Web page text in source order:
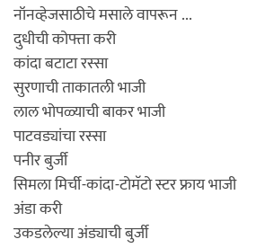
नॉनव्हेजसाठीचे मसाले वापरून ...
दुधीची कोफ्ता करी
कांदा बटाटा रस्सा
सुरणाची ताकातली भाजी
लाल भोपळ्याची बाकर भाजी
पाटवड्यांचा रस्सा
पनीर बुर्जी
सिमला मिर्ची-कांदा-टोमॅटो स्टर फ्राय भाजी
अंडा करी
उकडलेल्या अंड्याची बुर्जी